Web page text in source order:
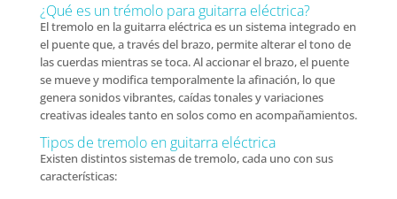
¿Qué es un trémolo para guitarra eléctrica?
El tremolo en la guitarra eléctrica es un sistema integrado en
el puente que, a través del brazo, permite alterar el tono de
las cuerdas mientras se toca. Al accionar el brazo, el puente
se mueve y modifica temporalmente la afinación, lo que
genera sonidos vibrantes, caídas tonales y variaciones
creativas ideales tanto en solos como en acompañamientos.
Tipos de tremolo en guitarra eléctrica
Existen distintos sistemas de tremolo, cada uno con sus
características: